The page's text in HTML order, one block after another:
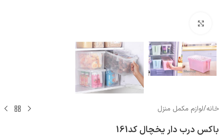
خانه/لوازم مکمل منزل
باکس درب دار یخچال کد161